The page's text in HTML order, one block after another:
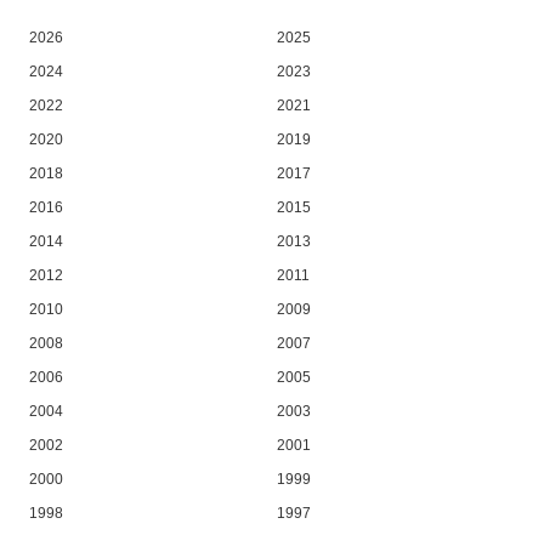
2026
2025
2024
2023
2022
2021
2020
2019
2018
2017
2016
2015
2014
2013
2012
2011
2010
2009
2008
2007
2006
2005
2004
2003
2002
2001
2000
1999
1998
1997